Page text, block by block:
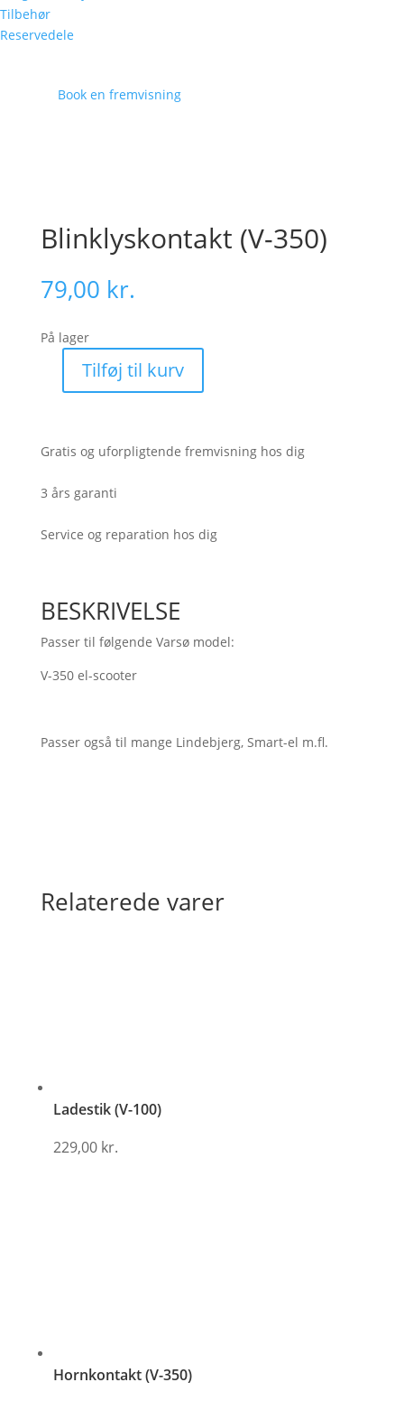
Tilbehør
Reservedele
Book en fremvisning
Blinklyskontakt (V-350)
79,00 kr.
På lager
Blinklyskontakt
antal
Tilføj til kurv
Gratis og uforpligtende fremvisning hos dig
3 års garanti
Service og reparation hos dig
BESKRIVELSE
Passer til følgende Varsø model:
V-350 el-scooter
Passer også til mange Lindebjerg, Smart-el m.fl.
Relaterede varer
Ladestik (V-100)
229,00 kr.
Hornkontakt (V-350)